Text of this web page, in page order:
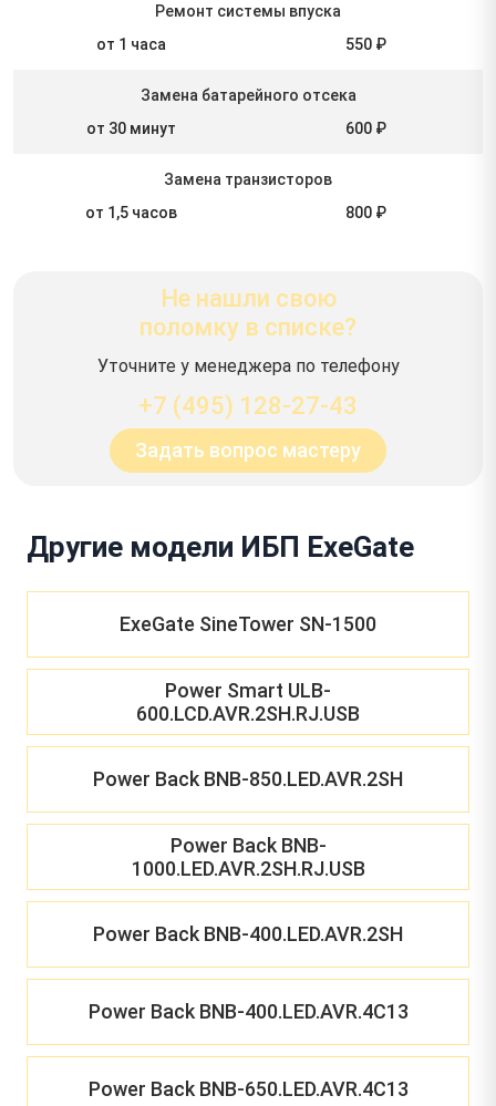
Ремонт системы впуска
от 1 часа
550 ₽
Замена батарейного отсека
от 30 минут
600 ₽
Замена транзисторов
от 1,5 часов
800 ₽
Не нашли свою
поломку в списке?
Уточните у менеджера по телефону
+7 (495) 128-27-43
Задать вопрос мастеру
Другие модели ИБП ExeGate
ExeGate SineTower SN-1500
Power Smart ULB-
600.LCD.AVR.2SH.RJ.USB
Power Back BNB-850.LED.AVR.2SH
Power Back BNB-
1000.LED.AVR.2SH.RJ.USB
Power Back BNB-400.LED.AVR.2SH
Power Back BNB-400.LED.AVR.4C13
Power Back BNB-650.LED.AVR.4C13